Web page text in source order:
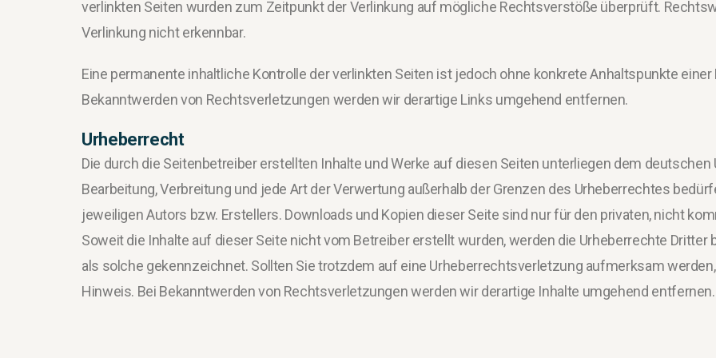
verlinkten Seiten wurden zum Zeitpunkt der Verlinkung auf mögliche Rechtsverstöße überprüft.
Verlinkung nicht erkennbar.
Eine permanente inhaltliche Kontrolle der verlinkten Seiten ist jedoch ohne konkrete Anhaltspunkte
Bekanntwerden von Rechtsverletzungen werden wir derartige Links umgehend entfernen.
Urheberrecht
Die durch die Seitenbetreiber erstellten Inhalte und Werke auf diesen Seiten unterliegen dem deutschen
Bearbeitung, Verbreitung und jede Art der Verwertung außerhalb der Grenzen des Urheberrechtes
jeweiligen Autors bzw. Erstellers. Downloads und Kopien dieser Seite sind nur für den privaten, nicht
Soweit die Inhalte auf dieser Seite nicht vom Betreiber erstellt wurden, werden die Urheberrechte
als solche gekennzeichnet. Sollten Sie trotzdem auf eine Urheberrechtsverletzung aufmerksam
Hinweis. Bei Bekanntwerden von Rechtsverletzungen werden wir derartige Inhalte umgehend entfernen.